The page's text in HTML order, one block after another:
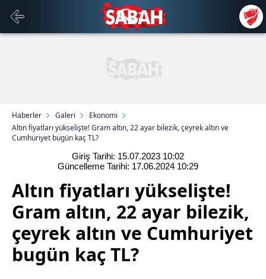
Haberler Galeri
Ekonomi
Altın fiyatları yükselişte! Gram altın, 22 ayar bilezik, çeyrek altın ve
Cumhuriyet bugün kaç TL?
Giriş Tarihi: 15.07.2023 10:02
Güncelleme Tarihi: 17.06.2024 10:29
Altın fiyatları yükselişte!
Gram altın, 22 ayar bilezik,
çeyrek altın ve Cumhuriyet
bugün kaç TL?